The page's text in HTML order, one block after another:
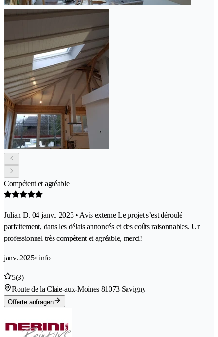
Compétent et agréable
Julian D. 04 janv., 2023 • Avis externe Le projet s’est déroulé
parfaitement, dans les délais annoncés et des coûts raisonnables. Un
professionnel très compètent et agréable, merci!
janv. 2025• info
5(3)
Route de la Claie-aux-Moines 81073 Savigny
Offerte anfragen